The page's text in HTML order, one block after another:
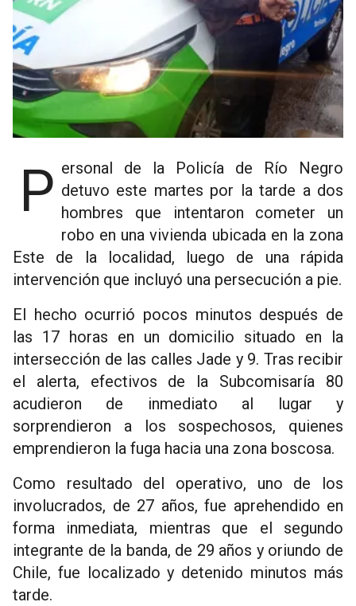
Personal de la Policía de Río Negro detuvo este martes por la tarde a dos
hombres que intentaron cometer un
robo en una vivienda ubicada en la zona
Este de la localidad, luego de una rápida
intervención que incluyó una persecución a pie.
El hecho ocurrió pocos minutos después de
las 17 horas en un domicilio situado en la
intersección de las calles Jade y 9. Tras recibir
el alerta, efectivos de la Subcomisaría 80
acudieron de inmediato al lugar y
sorprendieron a los sospechosos, quienes
emprendieron la fuga hacia una zona boscosa.
Como resultado del operativo, uno de los
involucrados, de 27 años, fue aprehendido en
forma inmediata, mientras que el segundo
integrante de la banda, de 29 años y oriundo de
Chile, fue localizado y detenido minutos más
tarde.